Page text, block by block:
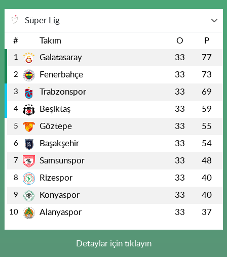
Süper Lig
# Takım O P
1 Galatasaray 33 77
2 Fenerbahçe 33 73
3 Trabzonspor 33 69
4 Beşiktaş 33 59
5 Göztepe 33 55
6 Başakşehir 33 54
7 Samsunspor 33 48
8 Rizespor 33 40
9 Konyaspor 33 40
10 Alanyaspor 33 37
Detaylar için tıklayın